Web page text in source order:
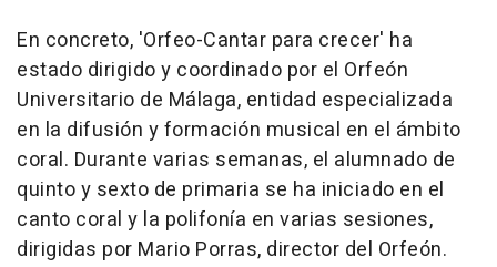
En concreto, 'Orfeo-Cantar para crecer' ha
estado dirigido y coordinado por el Orfeón
Universitario de Málaga, entidad especializada
en la difusión y formación musical en el ámbito
coral. Durante varias semanas, el alumnado de
quinto y sexto de primaria se ha iniciado en el
canto coral y la polifonía en varias sesiones,
dirigidas por Mario Porras, director del Orfeón.